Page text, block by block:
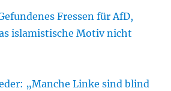
Fressen für AfD,
islamistische Motiv nicht
„Manche Linke sind blind